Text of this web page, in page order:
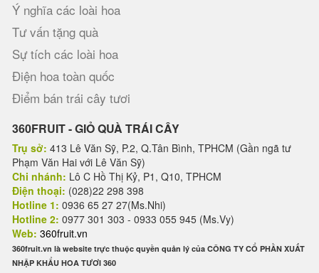
Ý nghĩa các loài hoa
Tư vấn tặng quà
Sự tích các loài hoa
Điện hoa toàn quốc
Điểm bán trái cây tươi
360FRUIT - GIỎ QUÀ TRÁI CÂY
Trụ sở: 413 Lê Văn Sỹ, P.2, Q.Tân Bình, TPHCM (Gần ngã tư
Phạm Văn Hai với Lê Văn Sỹ)
Chi nhánh: Lô C Hồ Thị Kỷ, P1, Q10, TPHCM
Điện thoại: (028)22 298 398
Hotline 1: 0936 65 27 27(Ms.Nhi)
Hotline 2: 0977 301 303 - 0933 055 945 (Ms.Vy)
Web: 360fruit.vn
360fruit.vn là website trực thuộc quyền quản lý của CÔNG TY CỔ PHẦN XUẤT
NHẬP KHẨU HOA TƯƠI 360